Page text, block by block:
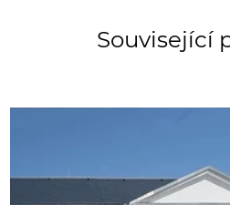
Související